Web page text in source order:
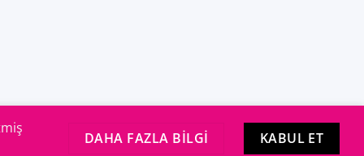
DAHA FAZLA BILGI KABUL ET